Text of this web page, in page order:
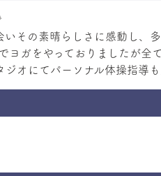
その素晴らしさに感動し、
ガをやっておりましたが全
オにてパーソナル体操指導も